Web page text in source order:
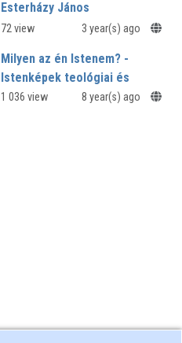
Esterházy János
72 view 3 year(s) ago
Milyen az én Istenem? -
Istenképek teológiai és
pszichológiai
1 036 view 8 year(s) ago